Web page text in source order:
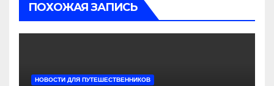
ПОХОЖАЯ ЗАПИСЬ
НОВОСТИ ДЛЯ ПУТЕШЕСТВЕННИКОВ